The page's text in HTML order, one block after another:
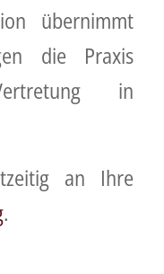
übernimmt
die Praxis
in
an Ihre
.